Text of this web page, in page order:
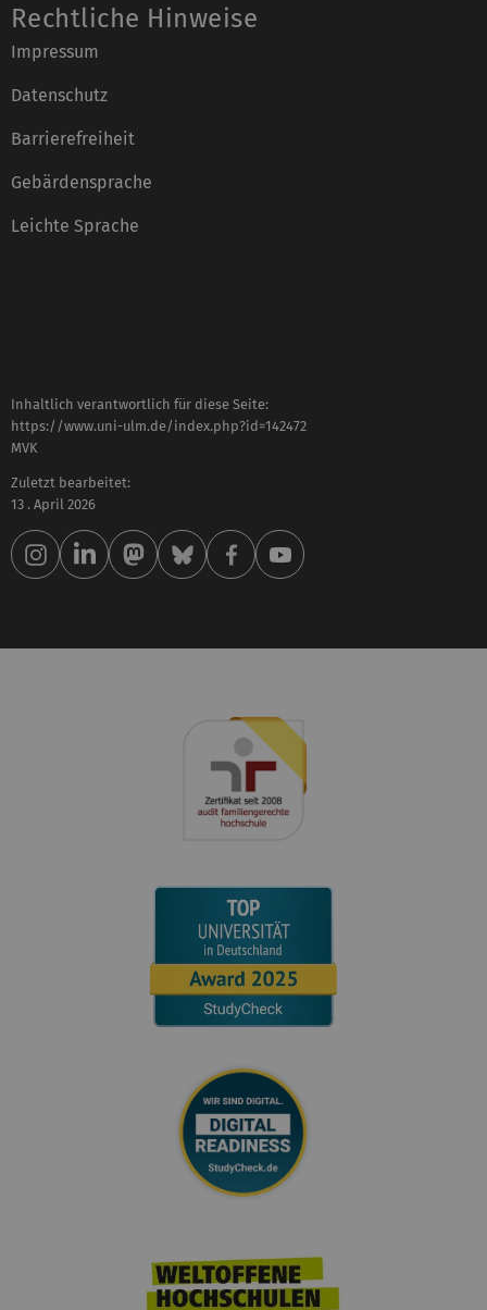
Rechtliche Hinweise
Impressum
Datenschutz
Barrierefreiheit
Gebärdensprache
Leichte Sprache
Inhaltlich verantwortlich für diese Seite:
https://www.uni-ulm.de/index.php?id=142472
MVK
Zuletzt bearbeitet:
13 . April 2026